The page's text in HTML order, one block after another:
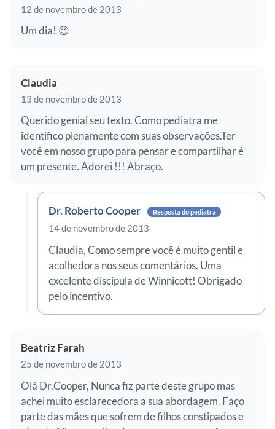
12 de novembro de 2013
Um dia! 😉
Claudia
13 de novembro de 2013
Querido genial seu texto. Como pediatra me
identifico plenamente com suas observações.Ter
você em nosso grupo para pensar e compartilhar é
um presente. Adorei !!! Abraço.
Dr. Roberto Cooper Resposta do pediatra
14 de novembro de 2013
Claudia, Como sempre você é muito gentil e
acolhedora nos seus comentários. Uma
excelente discípula de Winnicott! Obrigado
pelo incentivo.
Beatriz Farah
25 de novembro de 2013
Olá Dr.Cooper, Nunca fiz parte deste grupo mas
achei muito esclarecedora a sua abordagem. Faço
parte das mães que sofrem de filhos constipados e